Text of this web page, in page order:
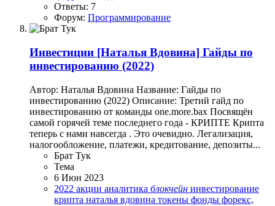
Ответы: 7
Форум: Программирование
Инвестиции [Наталья Вдовина] Гайды по
инвестированию (2022)
Автор: Наталья Вдовина Название: Гайды по
инвестированию (2022) Описание: Третий гайд по
инвестированию от команды one.more.bax Посвящён
самой горячей теме последнего года - КРИПТЕ Крипта
теперь с нами навсегда . Это очевидно. Легализация,
налогообложение, платежи, кредитование, депозиты...
Брат Тук
Тема
6 Июн 2023
2022 акции аналитика блокчейн инвестирование
крипта наталья вдовина токены фонды форекс,